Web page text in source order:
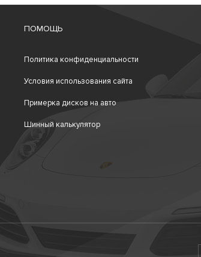
ПОМОЩЬ
Политика конфиденциальности
Условия использования сайта
Примерка дисков на авто
Шинный калькулятор